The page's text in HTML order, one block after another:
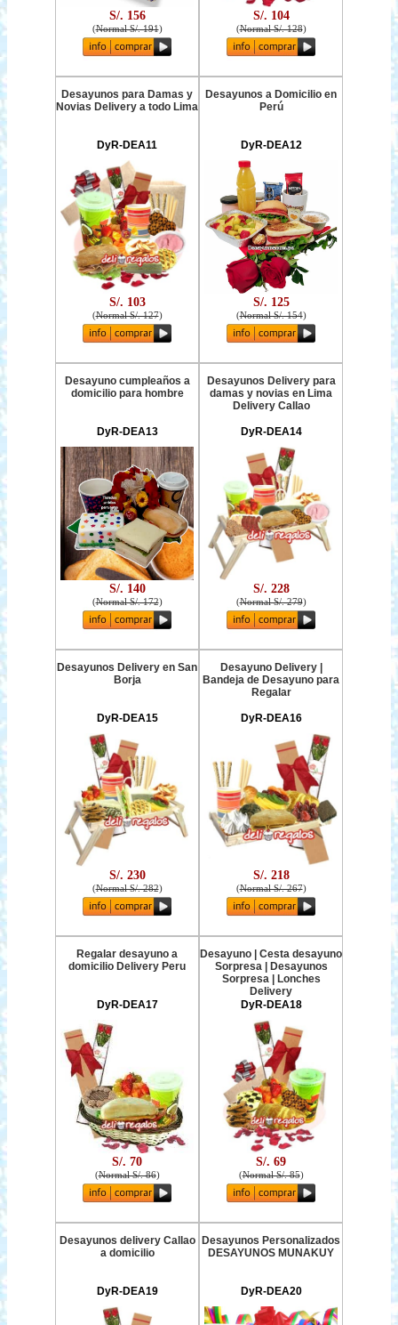
S/. 156
(Normal S/. 191)
S/. 104
(Normal S/. 128)
Desayunos para Damas y
Novias Delivery a todo Lima
DyR-DEA11
S/. 103
(Normal S/. 127)
Desayunos a Domicilio en
Perú
DyR-DEA12
S/. 125
(Normal S/. 154)
Desayuno cumpleaños a
domicilio para hombre
DyR-DEA13
S/. 140
(Normal S/. 172)
Desayunos Delivery para
damas y novias en Lima
Delivery Callao
DyR-DEA14
S/. 228
(Normal S/. 279)
Desayunos Delivery en San
Borja
DyR-DEA15
S/. 230
(Normal S/. 282)
Desayuno Delivery |
Bandeja de Desayuno para
Regalar
DyR-DEA16
S/. 218
(Normal S/. 267)
Regalar desayuno a
domicilio Delivery Peru
DyR-DEA17
S/. 70
(Normal S/. 86)
Desayuno | Cesta desayuno
Sorpresa | Desayunos
Sorpresa | Lonches
Delivery
DyR-DEA18
S/. 69
(Normal S/. 85)
Desayunos delivery Callao
a domicilio
DyR-DEA19
Desayunos Personalizados
DESAYUNOS MUNAKUY
DyR-DEA20